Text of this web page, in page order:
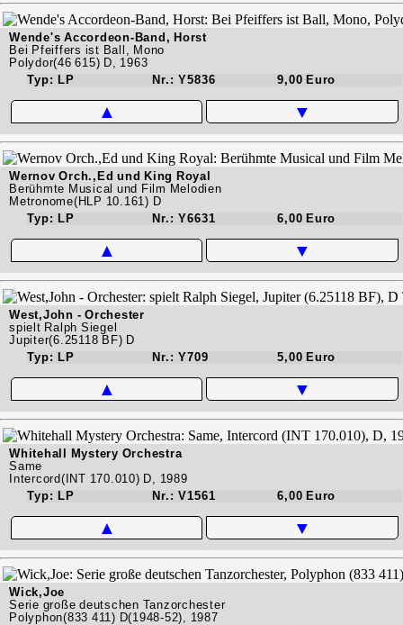
Wende's Accordeon-Band, Horst
Bei Pfeiffers ist Ball, Mono
Polydor(46 615) D, 1963
Typ: LP
Nr.: Y5836 9,00 Euro
▲ ▼
Wernov Orch.,Ed und King Royal
Berühmte Musical und Film Melodien
Metronome(HLP 10.161) D
Typ: LP
Nr.: Y6631 6,00 Euro
▲ ▼
West,John - Orchester
spielt Ralph Siegel
Jupiter(6.25118 BF) D
Typ: LP
Nr.: Y709 5,00 Euro
▲ ▼
Whitehall Mystery Orchestra
Same
Intercord(INT 170.010) D, 1989
Typ: LP
Nr.: V1561 6,00 Euro
▲ ▼
Wick,Joe
Serie große deutschen Tanzorchester
Polyphon(833 411) D(1948-52), 1987